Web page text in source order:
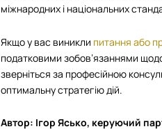
міжнародних і національних
Якщо у вас виникли питання або
податковими зобов’язаннями
зверніться за професійною
оптимальну стратегію дій.
Автор: Ігор Ясько, керуючий